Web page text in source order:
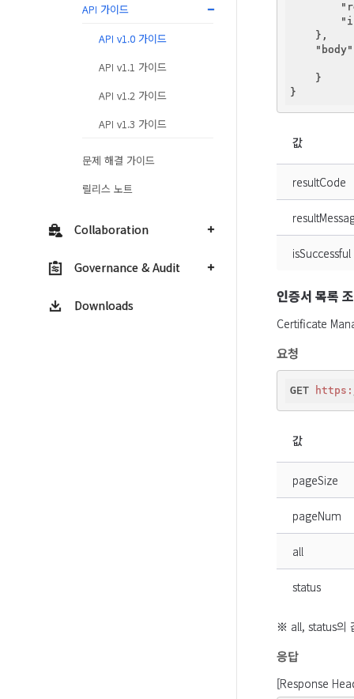
API 가이드
API v1.0 가이드
API v1.1 가이드
API v1.2 가이드
API v1.3 가이드
문제 해결 가이드
릴리스 노트
Collaboration
Governance & Audit
Downloads
    },
"body"
    }
값
resultCode
isSuccessful
인증서 목록
Certificate
요청
GET https:
값
pageSize
pageNum
all
status
※ all, status의
응답
[Response